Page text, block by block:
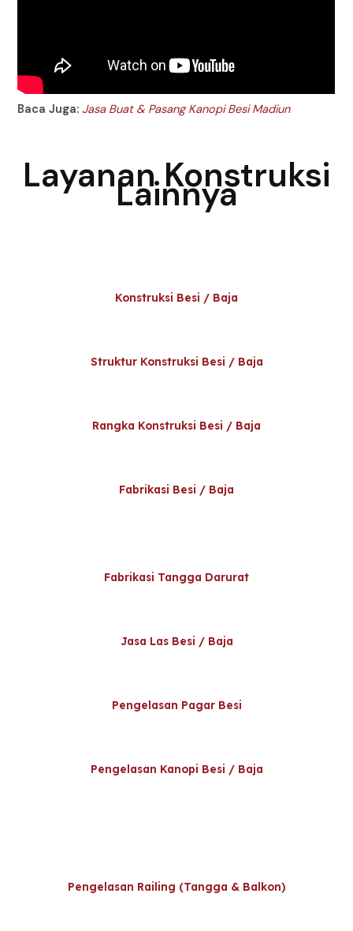
Baca Juga: Jasa Buat & Pasang Kanopi Besi Madiun
Layanan Konstruksi
Lainnya
Konstruksi Besi / Baja
Struktur Konstruksi Besi / Baja
Rangka Konstruksi Besi / Baja
Fabrikasi Besi / Baja
Fabrikasi Tangga Darurat
Jasa Las Besi / Baja
Pengelasan Pagar Besi
Pengelasan Kanopi Besi / Baja
Pengelasan Railing (Tangga & Balkon)